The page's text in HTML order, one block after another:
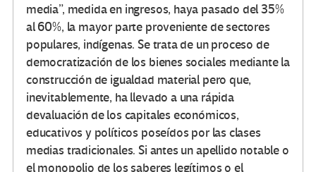
media”, medida en ingresos, haya pasado del 35%
al 60%, la mayor parte proveniente de sectores
populares, indígenas. Se trata de un proceso de
democratización de los bienes sociales mediante la
construcción de igualdad material pero que,
inevitablemente, ha llevado a una rápida
devaluación de los capitales económicos,
educativos y políticos poseídos por las clases
medias tradicionales. Si antes un apellido notable o
el monopolio de los saberes legítimos o el